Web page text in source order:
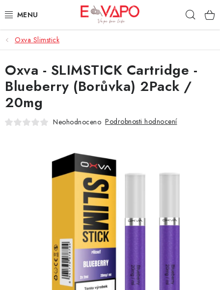
na
3D TISK
TIPY ZA DOBROU CENU
AROMATA A PŘÍCHUTĚ
BÁZE
DÁRKOVÉ VOUCHERY
ATOMIZÉRY A CARTRIDGE
Oxva Slimstick
Oxva - SLIMSTICK Cartridge -
Blueberry (Borůvka) 2Pack /
20mg
Neohodnoceno Podrobnosti hodnocení